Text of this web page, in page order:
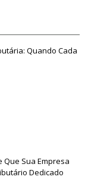
Quando Cada
Que Sua Empresa
Dedicado